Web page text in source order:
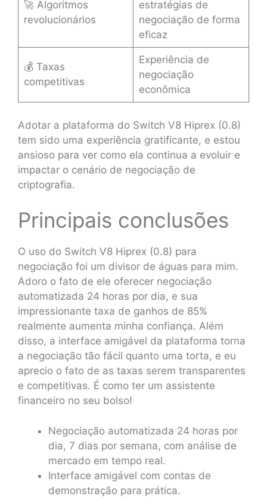
🚀 Algoritmos
revolucionários
estratégias de
negociação de forma
eficaz
💰 Taxas
competitivas
Experiência de
negociação
econômica
Adotar a plataforma do Switch V8 Hiprex (0.8)
tem sido uma experiência gratificante, e estou
ansioso para ver como ela continua a evoluir e
impactar o cenário de negociação de
criptografia.
Principais conclusões
O uso do Switch V8 Hiprex (0.8) para
negociação foi um divisor de águas para mim.
Adoro o fato de ele oferecer negociação
automatizada 24 horas por dia, e sua
impressionante taxa de ganhos de 85%
realmente aumenta minha confiança. Além
disso, a interface amigável da plataforma torna
a negociação tão fácil quanto uma torta, e eu
aprecio o fato de as taxas serem transparentes
e competitivas. É como ter um assistente
financeiro no seu bolso!
Negociação automatizada 24 horas por
dia, 7 dias por semana, com análise de
mercado em tempo real.
Interface amigável com contas de
demonstração para prática.